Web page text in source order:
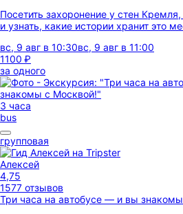
Посетить захоронение у стен
и узнать, какие истории хранит это
вс, 9 авг в 10:30вс, 9 авг в 11:00
1100 ₽
за одного
3 часа
bus
групповая
Алексей
4,75
1577 отзывов
Три часа на автобусе — и вы